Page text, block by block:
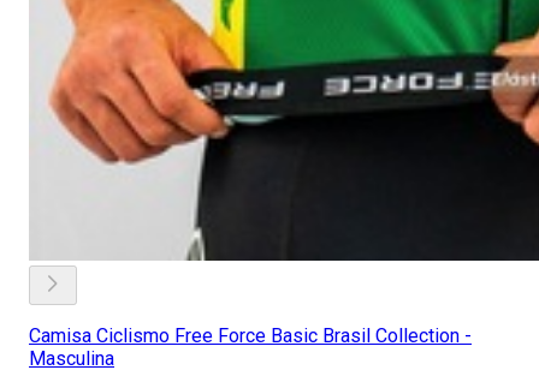
Camisa Ciclismo Free Force Basic Brasil Collection -
Masculina